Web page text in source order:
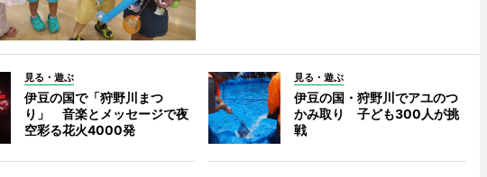
見る・遊ぶ
伊豆の国で「狩野川まつ
り」 音楽とメッセージで夜
空彩る花火4000発
見る・遊ぶ
伊豆の国・狩野川でアユのつ
かみ取り 子ども300人が挑
戦